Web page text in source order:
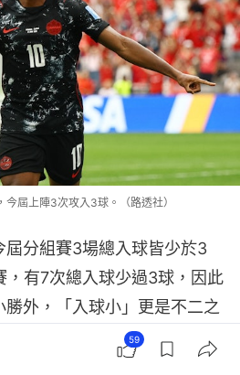
屆上陣3次攻入3球。（路透社）
屆分組賽3場總入球皆少於3
，有7次總入球少過3球，因此
外，「入球小」更是不二之
59